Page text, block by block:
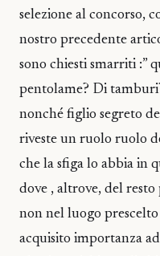
selezione al concorso,
nostro precedente
sono chiesti smarriti :”
pentolame? Di
nonché figlio segreto
riveste un ruolo ruolo
che la sfiga lo abbia in
dove , altrove, del resto
non nel luogo
acquisito importanza